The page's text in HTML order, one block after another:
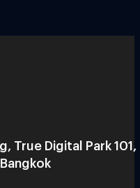
True Digital Park 101,